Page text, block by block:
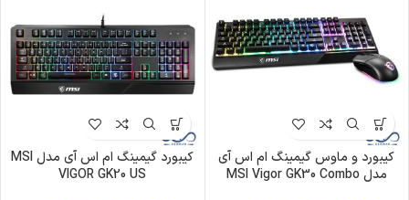
کیبورد و ماوس گیمینگ ام اس آی
مدل MSI Vigor GK30 Combo
کیبورد گیمینگ ام اس آی مدل MSI
VIGOR GK20 US